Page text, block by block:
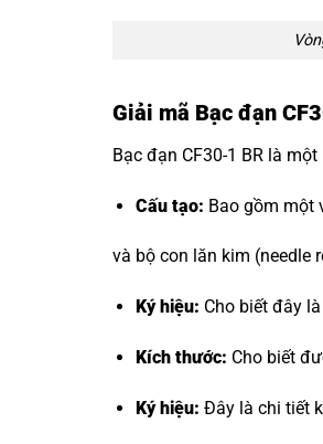
Giải mã Bạc đạn
Bạc đạn CF30-1 BR là
Cấu tạo: Bao gồm một
và bộ con lăn kim (needle
Ký hiệu: Cho biết đây
Kích thước: Cho biết
Ký hiệu: Đây là chi tiết